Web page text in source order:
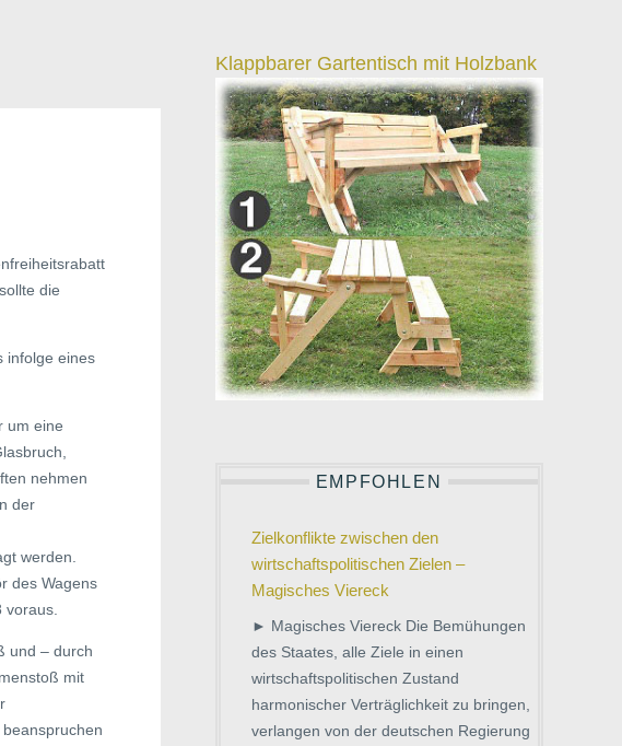
die
infolge eines
um eine
nehmen
der
werden.
des Wagens
und – durch
mit
Klappbarer Gartentisch mit Holzbank
EMPFOHLEN
Zielkonflikte zwischen den
wirtschaftspolitischen Zielen –
Magisches Viereck
► Magisches Viereck Die Bemühungen
des Staates, alle Ziele in einen
wirtschaftspolitischen Zustand
harmonischer Verträglichkeit zu bringen,
verlangen von der deutschen Regierung